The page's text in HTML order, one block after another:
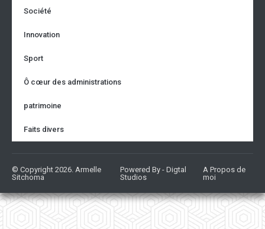
Société
Innovation
Sport
Ô cœur des administrations
patrimoine
Faits divers
© Copyright 2026. Armelle
Sitchoma
Powered By - Digtal
Studios
A Propos de
moi